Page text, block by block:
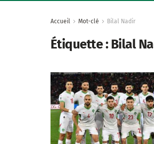
Accueil Mot-clé Bilal Nadir
Étiquette :Bilal